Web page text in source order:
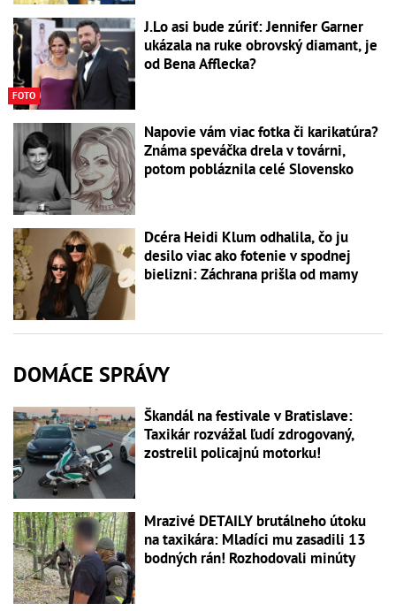
FOTO
J.Lo asi bude zúriť: Jennifer Garner
ukázala na ruke obrovský diamant, je
od Bena Afflecka?
Napovie vám viac fotka či karikatúra?
Známa speváčka drela v továrni,
potom pobláznila celé Slovensko
Dcéra Heidi Klum odhalila, čo ju
desilo viac ako fotenie v spodnej
bielizni: Záchrana prišla od mamy
DOMÁCE SPRÁVY
Škandál na festivale v Bratislave:
Taxikár rozvážal ľudí zdrogovaný,
zostrelil policajnú motorku!
Mrazivé DETAILY brutálneho útoku
na taxikára: Mladíci mu zasadili 13
bodných rán! Rozhodovali minúty